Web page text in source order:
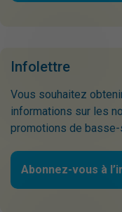
Infolettre
Vous souhaitez
informations sur les
promotions de basse-
Abonnez-vous à